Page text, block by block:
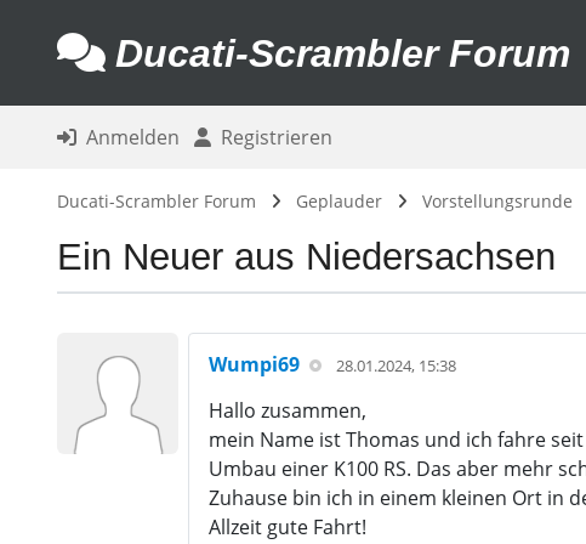
Ducati-Scrambler Forum
Anmelden Registrieren
Ducati-Scrambler Forum Geplauder Vorstellungsrunde
Ein Neuer aus Niedersachsen
Wumpi69 28.01.2024, 15:38
Hallo zusammen,
mein Name ist Thomas und ich fahre
Umbau einer K100 RS. Das aber mehr
Zuhause bin ich in einem kleinen Ort in
Allzeit gute Fahrt!